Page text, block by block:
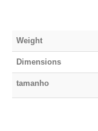
Weight
Dimensions
tamanho